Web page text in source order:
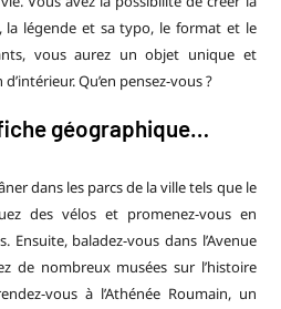
la légende et sa typo, le format et le
vous aurez un objet unique et
Qu’en pensez-vous ?
géographique…
dans les parcs de la ville tels que le
des vélos et promenez-vous en
Ensuite, baladez-vous dans l’Avenue
de nombreux musées sur l’histoire
vous à l’Athénée Roumain, un